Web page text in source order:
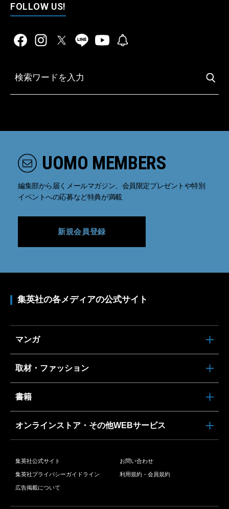
FOLLOW US!
UOMO MEMBERS
編集部から届くメールマガジン、会員限定プレゼントや特別
イベントへの応募など特典が満載
新規会員登録
集英社の各メディアの公式サイト
マンガ
取材・ファッション
書籍
オンラインストア・その他WEBサービス
集英社公式サイト お問い合わせ
集英社プライバシーガイドライン 利用規約・会員規約
広告掲載について